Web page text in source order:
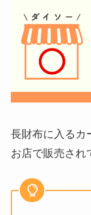
長財布に入るカ
お店で販売され